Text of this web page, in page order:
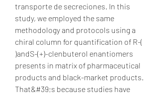
transporte de secreciones. In this
study, we employed the same
methodology and protocols using a
chiral column for quantification of R-(
)andS-(+)-clenbuterol enantiomers
presents in matrix of pharmaceutical
products and black-market products.
That&#39;s because studies have